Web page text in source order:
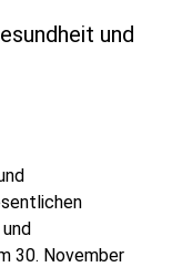
und
30. November